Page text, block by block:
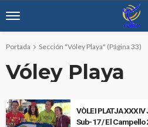
Portada Sección "Vóley Playa" (Página 33)
Vóley Playa
VÒLEI PLATJA
Sub-17 / El Campello